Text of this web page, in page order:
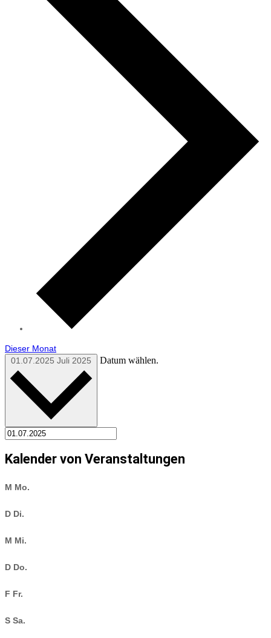
Dieser Monat
01.07.2025 Juli 2025 Datum wählen.
Kalender von Veranstaltungen
M Mo.
D Di.
M Mi.
D Do.
F Fr.
S Sa.